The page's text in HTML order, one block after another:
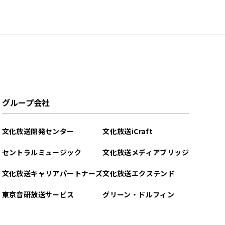
グループ会社
文化放送開発センター
セントラルミュージック
文化放送キャリアパートナーズ
東京音研放送サービス
文化放送iCraft
文化放送メディアブリッジ
文化放送エクステンド
グリーン・ドルフィン